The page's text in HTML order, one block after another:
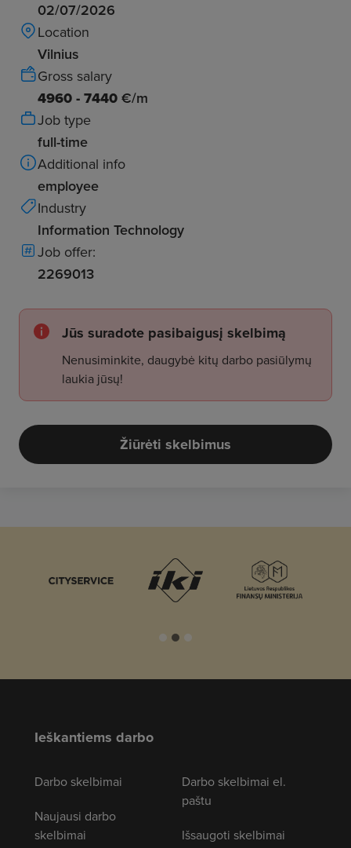
02/07/2026
Location
Vilnius
Gross salary
4960 - 7440 €/m
Job type
full-time
Additional info
employee
Industry
Information Technology
Job offer:
2269013
Jūs suradote pasibaigusį skelbimą
Nenusiminkite, daugybė kitų darbo pasiūlymų
laukia jūsų!
Žiūrėti skelbimus
Ieškantiems darbo
Darbo skelbimai
Naujausi darbo
skelbimai
Darbo skelbimai el.
paštu
Išsaugoti skelbimai